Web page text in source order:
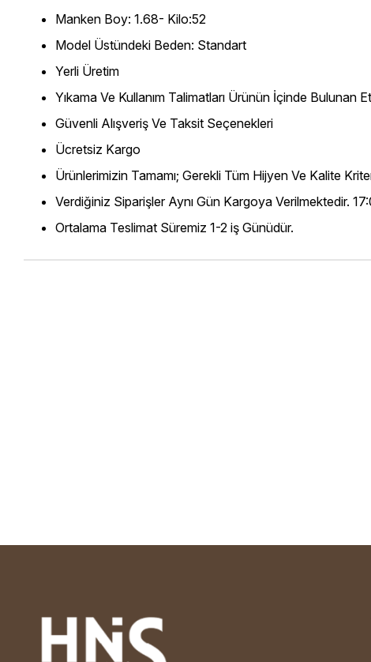
Manken Boy: 1.68- Kilo:52
Model Üstündeki Beden: Standart
Yerli Üretim
Yıkama Ve Kullanım Talimatları Ürünün İçinde Bulunan
Güvenli Alışveriş Ve Taksit Seçenekleri
Ücretsiz Kargo
Ürünlerimizin Tamamı; Gerekli Tüm Hijyen Ve Kalite
Verdiğiniz Siparişler Aynı Gün Kargoya Verilmektedir.
Ortalama Teslimat Süremiz 1-2 iş Günüdür.